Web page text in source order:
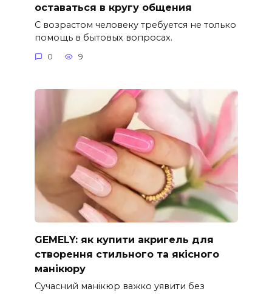
оставаться в кругу общения
С возрастом человеку требуется не только
помощь в бытовых вопросах.
0 9
GEMELY: як купити акригель для
створення стильного та якісного
манікюру
Сучасний манікюр важко уявити без